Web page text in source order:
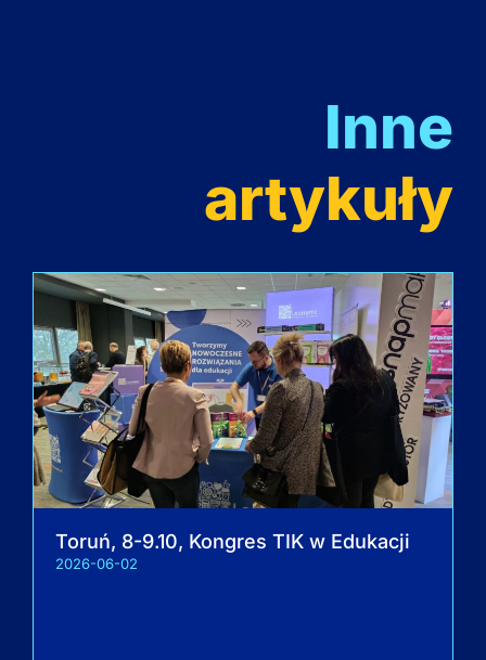
Inne
artykuły
Toruń, 8-9.10, Kongres TIK w Edukacji
2026-06-02